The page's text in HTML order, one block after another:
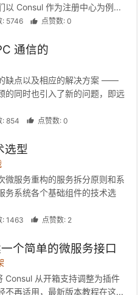
以 Consul 作为注册中心为例...
: 5746 点赞数: 0
通信的
缺点以及相应的解决方案 ——
的同时也引入了新的问题，即远
: 854 点赞数: 0
选型
微服务重构的服务拆分原则和系
务系统各个基础组件的技术选
: 1463 点赞数: 2
个简单的微服务接口
Consul 从开箱支持调整为插件
不再适用，最新版本教程在这...